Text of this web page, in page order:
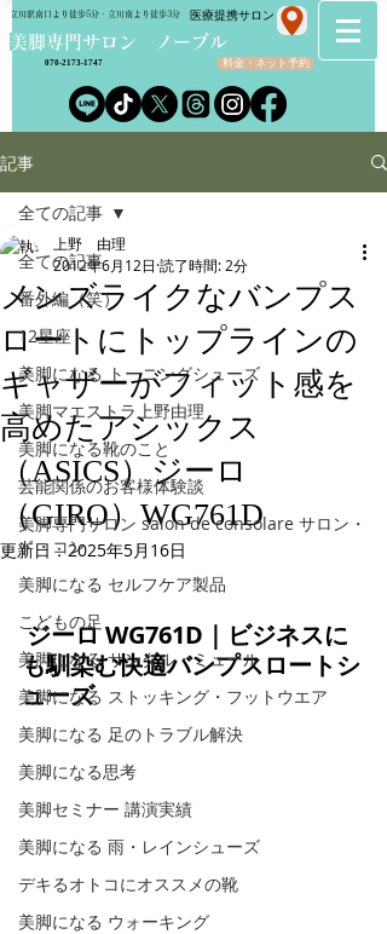
​美脚専門サロン ノーブル
立川駅南口より徒歩5分・立川南より徒歩3分
料金・ネット予約
070-2173-1747
​医療提携サロン
記事
全ての記事
番外編（笑）
12星座
美脚になる トーニングシューズ
美脚マエストラ上野由理
美脚になる靴のこと
芸能関係のお客様体験談
美脚専門サロン salon de consolare サロン・
ド・コン
美脚になる セルフケア製品
こどもの足
美脚になる サンダル・ミュール
美脚になる ストッキング・フットウエア
美脚になる 足のトラブル解決
美脚になる思考
美脚セミナー 講演実績
美脚になる 雨・レインシューズ
デキるオトコにオススメの靴
美脚になる ウォーキング
全ての記事
メンズライクなバンプス
ロートにトップラインの
ギャザーがフィット感を
高めたアシックス
（ASICS）ジーロ
（GIRO）WG761D
上野 由理
2012年6月12日 読了時間: 2分
更新日：2025年5月16日
ジーロ WG761D｜ビジネスに
も馴染む快適バンプスロートシ
ューズ